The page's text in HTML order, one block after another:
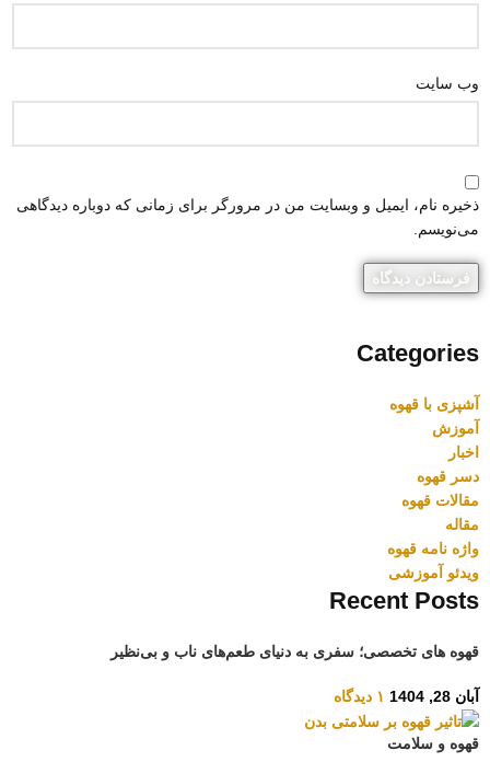
وب‌ سایت
ذخیره نام، ایمیل و وبسایت من در مرورگر برای زمانی که دوباره دیدگاهی
می‌نویسم.
Categories
آشپزی با قهوه
آموزش
اخبار
دسر قهوه
مقالات قهوه
مقاله
واژه نامه قهوه
ویدئو آموزشی
Recent Posts
قهوه های تخصصی؛ سفری به دنیای طعم‌های ناب و بی‌نظیر
آبان 28, 1404 ۱ دیدگاه
قهوه و سلامت